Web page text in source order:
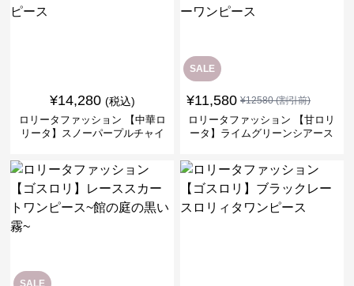
¥14,280 (税込)
ロリータファッション 【中華ロ
リータ】スノーパープルチャイ
SALE
¥11,580 ¥12580(割引前)
ロリータファッション 【甘ロリ
ータ】ライムグリーンシアース